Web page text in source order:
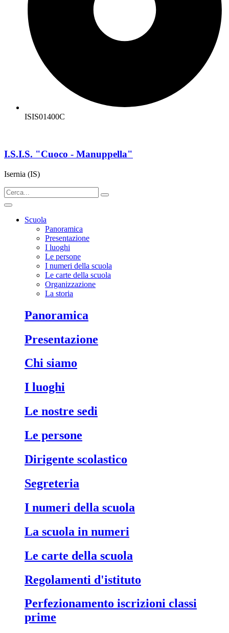
ISIS01400C
I.S.I.S. "Cuoco - Manuppella"
Isernia (IS)
Scuola
Panoramica
Presentazione
I luoghi
Le persone
I numeri della scuola
Le carte della scuola
Organizzazione
La storia
panoramica
presentazione
chi siamo
i luoghi
le nostre sedi
le persone
dirigente scolastico
segreteria
i numeri della scuola
la scuola in numeri
le carte della scuola
regolamenti d'istituto
perfezionamento iscrizioni classi
prime